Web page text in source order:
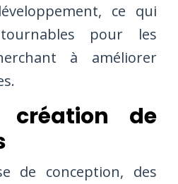
ce qui
pour les
à améliorer
création de
de conception, des